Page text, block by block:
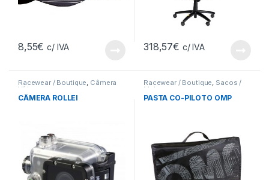
8,55€ c/ IVA 318,57€ c/ IVA
Racewear / Boutique, Câmera
Vídeo
CÂMERA ROLLEI
Racewear / Boutique, Sacos /
Malas
PASTA CO-PILOTO OMP